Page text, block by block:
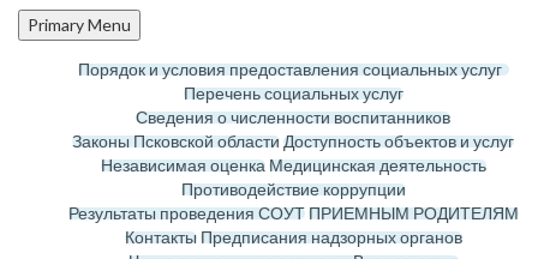
Primary Menu
Порядок и условия предоставления социальных услуг
Перечень социальных услуг
Сведения о численности воспитанников
Законы Псковской областиДоступность объектов и услуг
Независимая оценка Медицинская деятельность
Противодействие коррупции
Результаты проведения СОУТ ПРИЕМНЫМ РОДИТЕЛЯМ
Контакты Предписания надзорных органов